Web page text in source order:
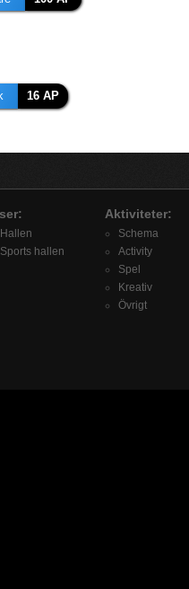
16 AP
hallen
Aktiviteter:
Schema
Activity
Spel
Kreativ
Övrigt